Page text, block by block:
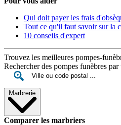
Qui doit payer les frais
Tout ce qu'il faut savoir sur la
10 conseils d'expert
Trouvez les meilleures pompes-
Rechercher des pompes funèbres
Marbrerie
Comparer les marbriers